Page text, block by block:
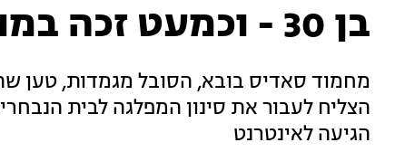
בן 30 - וכמעט זכה במושב בפרלמנט
מחמוד סאדיס בובא, הסובל מגמדות, טען
הצליח לעבור את סינון המפלגה לבית
הגיעה לאינטרנט